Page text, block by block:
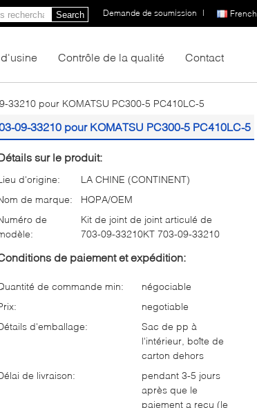
French
Demande de soumission |
Search
Contrôle de la qualité Contact
pour KOMATSU PC300-5 PC410LC-5
09-33210 pour KOMATSU PC300-5 PC410LC-5
sur le produit:
d'origine:
LA CHINE (CONTINENT)
de marque:
HQPA/OEM
de
Kit de joint de joint articulé de
703-09-33210KT 703-09-33210
de paiement et expédition:
de commande min:
négociable
negotiable
d'emballage:
Sac de pp à
l'intérieur, boîte de
carton dehors
de livraison:
pendant 3-5 jours
après que le
paiement a reçu (le